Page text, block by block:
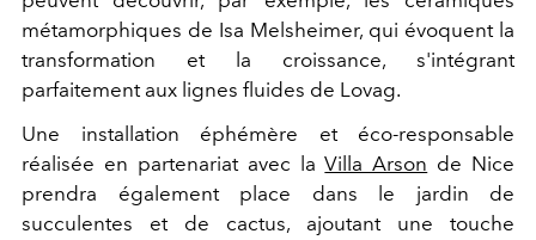
métamorphiques de Isa Melsheimer, qui évoquent la
transformation et la croissance, s'intégrant
parfaitement aux lignes fluides de Lovag.
Une installation éphémère et éco-responsable
réalisée en partenariat avec laVilla Arson de Nice
prendra également place dans le jardin de
succulentes et de cactus, ajoutant une touche